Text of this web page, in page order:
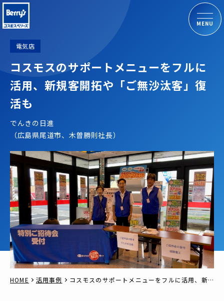
MENU
電気店
コスモスのサポートメニューをフルに
活用、新規客開拓や「ご無沙汰客」復
活も
でんきの日進
（広島県尾道市、木曽勝則社長）
HOME 活用事例 コスモスのサポートメニューをフルに活用、新規客開拓や「ご無沙汰客」復活も